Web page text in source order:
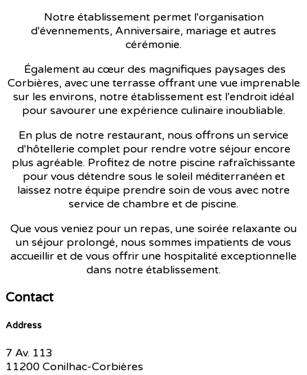
Notre établissement permet l'organisation
d'évennements, Anniversaire, mariage et autres
cérémonie.
Également au cœur des magnifiques paysages des
Corbières, avec une terrasse offrant une vue imprenable
sur les environs, notre établissement est l'endroit idéal
pour savourer une expérience culinaire inoubliable.
En plus de notre restaurant, nous offrons un service
d'hôtellerie complet pour rendre votre séjour encore
plus agréable. Profitez de notre piscine rafraîchissante
pour vous détendre sous le soleil méditerranéen et
laissez notre équipe prendre soin de vous avec notre
service de chambre et de piscine.
Que vous veniez pour un repas, une soirée relaxante ou
un séjour prolongé, nous sommes impatients de vous
accueillir et de vous offrir une hospitalité exceptionnelle
dans notre établissement.
Contact
Address
7 Av. 113
11200 Conilhac-Corbières